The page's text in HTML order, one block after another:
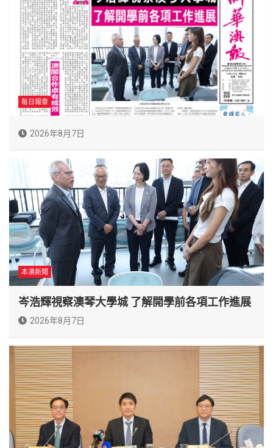
每日報章
2026年8月7日
本澳新聞
岑浩輝視察澳琴大學城 了解開學前各項工作進展
2026年8月7日